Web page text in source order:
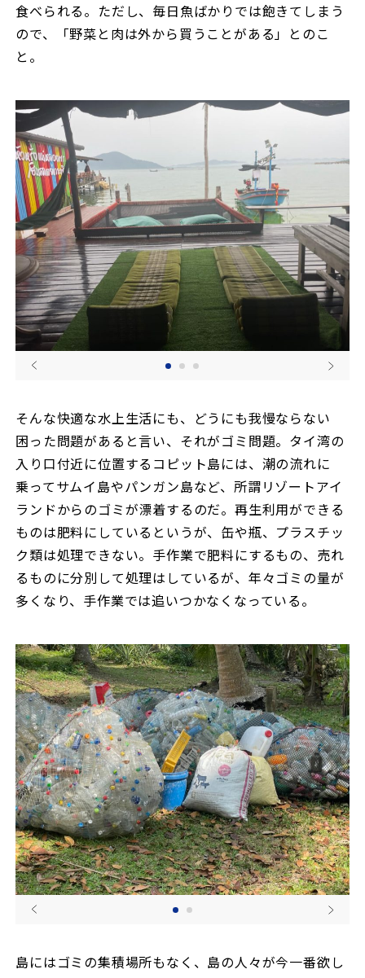
食べられる。ただし、毎日魚ばかりでは飽きてしまう
ので、「野菜と肉は外から買うことがある」とのこ
と。
そんな快適な水上生活にも、どうにも我慢ならない
困った問題があると言い、それがゴミ問題。タイ湾の
入り口付近に位置するコピット島には、潮の流れに
乗ってサムイ島やパンガン島など、所謂リゾートアイ
ランドからのゴミが漂着するのだ。再生利用ができる
ものは肥料にしているというが、缶や瓶、プラスチッ
ク類は処理できない。手作業で肥料にするもの、売れ
るものに分別して処理はしているが、年々ゴミの量が
多くなり、手作業では追いつかなくなっている。
島にはゴミの集積場所もなく、島の人々が今一番欲し